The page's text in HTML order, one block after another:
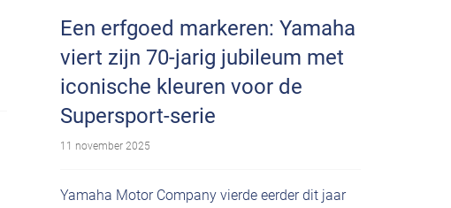
Een erfgoed markeren: Yamaha
viert zijn 70-jarig jubileum met
iconische kleuren voor de
Supersport-serie
11 november 2025
Yamaha Motor Company vierde eerder dit jaar